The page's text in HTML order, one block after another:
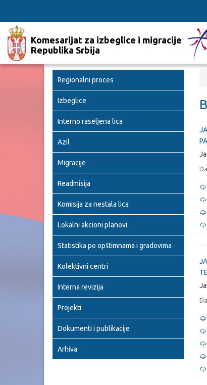
Komesarijat za izbeglice i migracije
Republika Srbija
Regionalni proces
Izbeglice
Interno raseljena lica
Azil
Migracije
Readmisija
Komisija za nestala lica
Lokalni akcioni planovi
Statistika po opštimnama i gradovima
Kolektivni centri
Interna revizija
Projekti
Dokumenti i publikacije
Arhiva